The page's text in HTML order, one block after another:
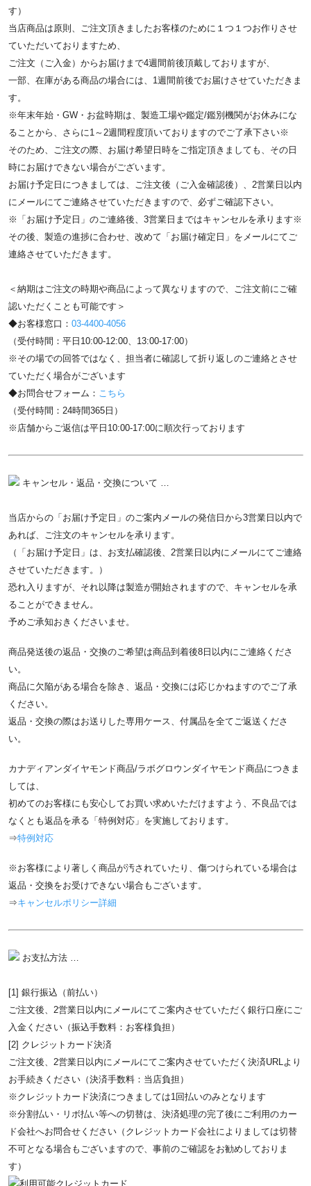
す）
当店商品は原則、ご注文頂きましたお客様のために１つ１つお作りさせ
ていただいておりますため、
ご注文（ご入金）からお届けまで4週間前後頂戴しておりますが、
一部、在庫がある商品の場合には、1週間前後でお届けさせていただきま
す。
※年末年始・GW・お盆時期は、製造工場や鑑定/鑑別機関がお休みにな
ることから、さらに1～2週間程度頂いておりますのでご了承下さい※
そのため、ご注文の際、お届け希望日時をご指定頂きましても、その日
時にお届けできない場合がございます。
お届け予定日につきましては、ご注文後（ご入金確認後）、2営業日以内
にメールにてご連絡させていただきますので、必ずご確認下さい。
※「お届け予定日」のご連絡後、3営業日まではキャンセルを承ります※
その後、製造の進捗に合わせ、改めて「お届け確定日」をメールにてご
連絡させていただきます。
＜納期はご注文の時期や商品によって異なりますので、ご注文前にご確
認いただくことも可能です＞
◆お客様窓口： 03-4400-4056
（受付時間：平日10:00-12:00、13:00-17:00）
※その場での回答ではなく、担当者に確認して折り返しのご連絡とさせ
ていただく場合がございます
◆お問合せフォーム： こちら
（受付時間：24時間365日）
※店舗からご返信は平日10:00-17:00に順次行っております
キャンセル・返品・交換について …
当店からの「お届け予定日」のご案内メールの発信日から3営業日以内で
あれば、ご注文のキャンセルを承ります。
（「お届け予定日」は、お支払確認後、2営業日以内にメールにてご連絡
させていただきます。）
恐れ入りますが、それ以降は製造が開始されますので、キャンセルを承
ることができません。
予めご承知おきくださいませ。
商品発送後の返品・交換のご希望は商品到着後8日以内にご連絡くださ
い。
商品に欠陥がある場合を除き、返品・交換には応じかねますのでご了承
ください。
返品・交換の際はお送りした専用ケース、付属品を全てご返送くださ
い。
カナディアンダイヤモンド商品/ラボグロウンダイヤモンド商品につきま
しては、
初めてのお客様にも安心してお買い求めいただけますよう、不良品では
なくとも返品を承る「特例対応」を実施しております。
⇒特例対応
※お客様により著しく商品が汚されていたり、傷つけられている場合は
返品・交換をお受けできない場合もございます。
⇒キャンセルポリシー詳細
お支払方法 …
[1] 銀行振込（前払い）
ご注文後、2営業日以内にメールにてご案内させていただく銀行口座にご
入金ください（振込手数料：お客様負担）
[2] クレジットカード決済
ご注文後、2営業日以内にメールにてご案内させていただく決済URLより
お手続きください（決済手数料：当店負担）
※クレジットカード決済につきましては1回払いのみとなります
※分割払い・リボ払い等への切替は、決済処理の完了後にご利用のカー
ド会社へお問合せください（クレジットカード会社によりましては切替
不可となる場合もございますので、事前のご確認をお勧めしておりま
す）